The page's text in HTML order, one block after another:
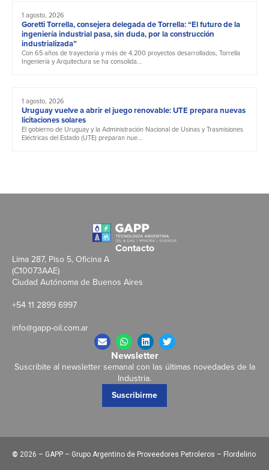
1 agosto, 2026
Goretti Torrella, consejera delegada de Torrella: “El futuro de la
ingeniería industrial pasa, sin duda, por la construcción
industrializada”
Con 65 años de trayectoria y más de 4.200 proyectos desarrollados, Torrella
Ingeniería y Arquitectura se ha consolida...
1 agosto, 2026
Uruguay vuelve a abrir el juego renovable: UTE prepara nuevas
licitaciones solares
El gobierno de Uruguay y la Administración Nacional de Usinas y Trasmisiones
Eléctricas del Estado (UTE) preparan nue...
Contacto
Lima 287, Piso 5, Oficina A
(C10073AAE)
Ciudad Autónoma de Buenos Aires
+54 11 2899 6997
info@gapp-oil.com.ar
Newsletter
Suscribite al newsletter semanal con las últimas novedades de la
Industria.
Suscribirme
© 2026 – GAPP – Grupo Argentino de Proveedores Petroleros – Flordelirio